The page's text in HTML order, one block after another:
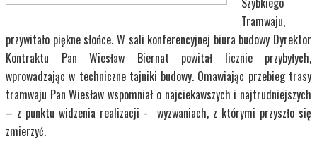
Tramwaju,
przywitało piękne słońce. W sali konferencyjnej biura budowy Dyrektor
Kontraktu Pan Wiesław Biernat powitał licznie przybyłych,
wprowadzając w techniczne tajniki budowy. Omawiając przebieg trasy
tramwaju Pan Wiesław wspomniał o najciekawszych i najtrudniejszych
– z punktu widzenia realizacji - wyzwaniach, z którymi przyszło się
zmierzyć.